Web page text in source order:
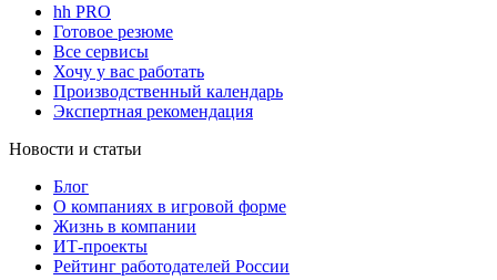
hh PRO
Готовое резюме
Все сервисы
Хочу у вас работать
Производственный календарь
Экспертная рекомендация
Новости и статьи
Блог
О компаниях в игровой форме
Жизнь в компании
ИТ-проекты
Рейтинг работодателей России